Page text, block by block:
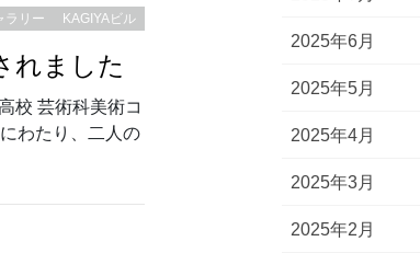
KAGIYAビル
ラリー
れました
校 芸術科美術コ
わたり、二人の
2025年6月
2025年5月
2025年4月
2025年3月
2025年2月